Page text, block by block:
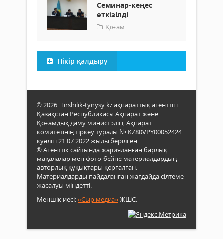
Семинар-кеңес
өткізілді
Қоғам
Пікір қалдыру
© 2026. Tirshilik-tynysy.kz ақпараттық агенттігі.
Қазақстан Республикасы Ақпарат және
Қоғамдық даму министрлігі, Ақпарат
комитетінің тіркеу туралы № KZ80VPY00052424
куәлігі 21.07.2022 жылы берілген.
® Агенттік сайтында жарияланған барлық
мақалалар мен фото-бейне материалдардың
авторлық құқықтары қорғалған.
Материалдарды пайдаланған жағдайда сілтеме
жасалуы міндетті.
Меншік иесі:«Сыр медиа»ЖШС.